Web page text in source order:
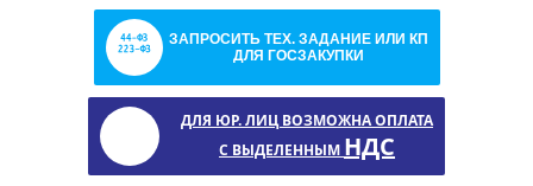
ЗАПРОСИТЬ ТЕХ. ЗАДАНИЕ ИЛИ КП
ДЛЯ ГОСЗАКУПКИ
ДЛЯ ЮР. ЛИЦ ВОЗМОЖНА ОПЛАТА
С ВЫДЕЛЕННЫМ НДС